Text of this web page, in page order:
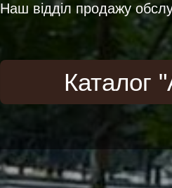
Наш відділ продажу
Каталог